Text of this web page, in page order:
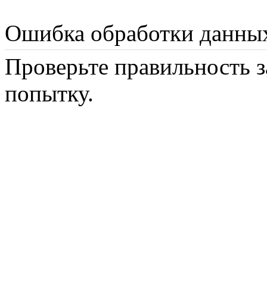
Ошибка обработки
Проверьте правильность
попытку.